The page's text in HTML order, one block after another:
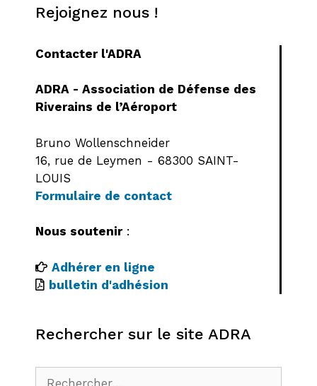
Rejoignez nous !
Contacter l'ADRA
ADRA - Association de Défense des
Riverains de l’Aéroport
Bruno Wollenschneider
16, rue de Leymen - 68300 SAINT-
LOUIS
Formulaire de contact
Nous soutenir:
Adhérer en ligne
bulletin d'adhésion
Rechercher sur le site ADRA